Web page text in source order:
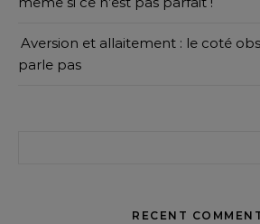
Aversion et allaitement : le coté
parle pas
RECENT